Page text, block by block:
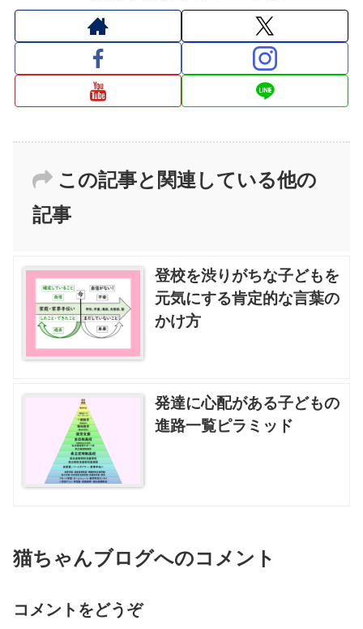
この記事と関連している他の
記事
登校を渋りがちな子どもを
元気にする肯定的な言葉の
かけ方
発達に心配がある子どもの
進路一覧ピラミッド
猫ちゃんブログへのコメント
コメントをどうぞ